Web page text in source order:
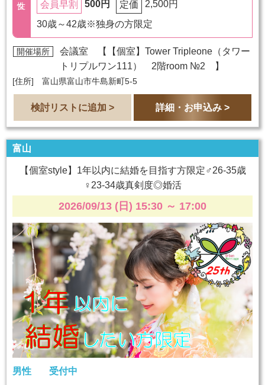
会員早割 500円 定価
2,500円
30歳～42歳※独身の方限定
開催場所 会議室 【
【個室】Tower Tripleone（タワー
トリプルワン111） 2階room №2
】
[住所] 富山県富山市牛島新町5-5
検討リストに追加 > 詳細・お申込み >
富山
【個室style】1年以内に結婚を目指す方限定♂26-35歳
♀23-34歳真剣度◎婚活
2026/09/13 (日) 15:30 ～ 17:00
男性 受付中